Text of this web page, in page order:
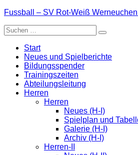
Zum
springen
Fussball – SV Rot-Weiß Werneuchen
Suche
nach:
Start
Neues und Spielberichte
Bildungsspender
Trainingszeiten
Abteilungsleitung
Herren
Herren
Neues (H-I)
Spielplan und
Galerie (H-I)
Archiv (H-I)
Herren-II